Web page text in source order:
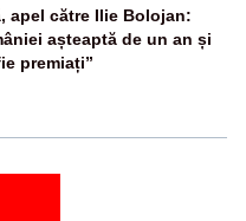
apel către Ilie Bolojan:
așteaptă de un an și
premiați”